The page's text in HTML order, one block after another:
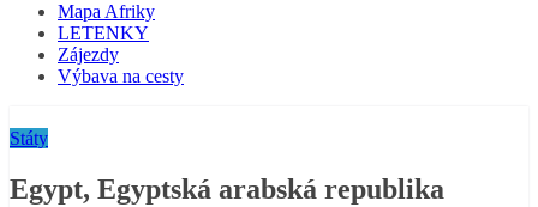
Mapa Afriky
LETENKY
Zájezdy
Výbava na cesty
Státy
Egypt, Egyptská arabská republika